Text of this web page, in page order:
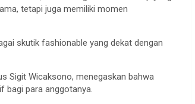
tetapi juga memiliki momen
skutik fashionable yang dekat dengan
Sigit Wicaksono, menegaskan bahwa
bagi para anggotanya.